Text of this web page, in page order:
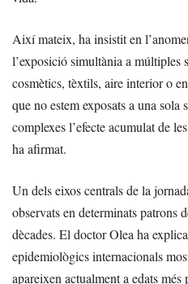
Així mateix, ha insistit en
l’exposició simultània a múltiples
cosmètics, tèxtils, aire interior o
que no estem exposats a una sola
complexes l’efecte acumulat de
ha afirmat.
Un dels eixos centrals de la
observats en determinats patrons
dècades. El doctor Olea ha
epidemiològics internacionals
apareixen actualment a edats